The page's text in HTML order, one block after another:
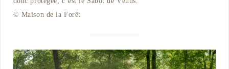
© Maison de la Forêt